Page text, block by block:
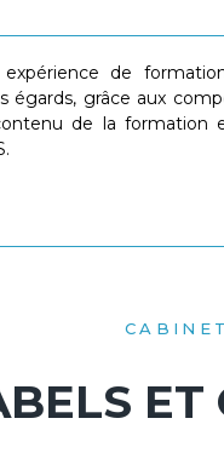
de
égards, grâce aux
de la
ET